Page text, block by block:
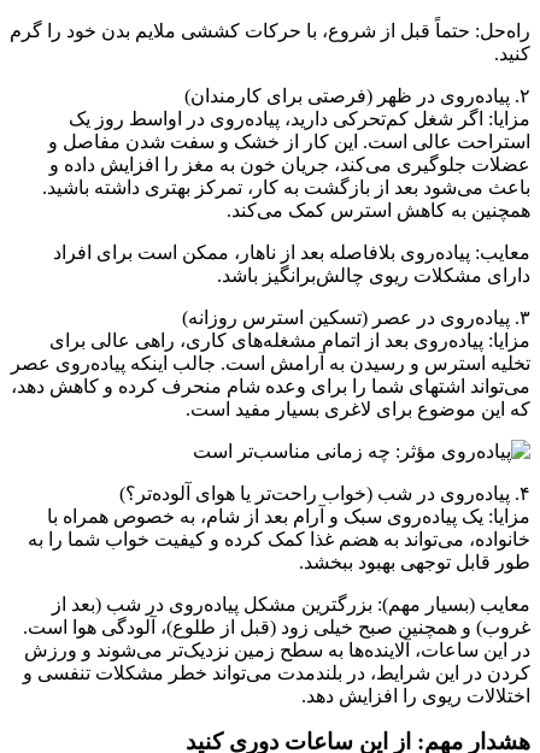
راه‌حل: حتماً قبل از شروع، با حرکات کششی ملایم بدن خود را گرم
کنید.
۲. پیاده‌روی در ظهر (فرصتی برای کارمندان)
مزایا: اگر شغل کم‌تحرکی دارید، پیاده‌روی در اواسط روز یک
استراحت عالی است. این کار از خشک و سفت شدن مفاصل و
عضلات جلوگیری می‌کند، جریان خون به مغز را افزایش داده و
باعث می‌شود بعد از بازگشت به کار، تمرکز بهتری داشته باشید.
همچنین به کاهش استرس کمک می‌کند.
معایب: پیاده‌روی بلافاصله بعد از ناهار، ممکن است برای افراد
دارای مشکلات ریوی چالش‌برانگیز باشد.
۳. پیاده‌روی در عصر (تسکین استرس روزانه)
مزایا: پیاده‌روی بعد از اتمام مشغله‌های کاری، راهی عالی برای
تخلیه استرس و رسیدن به آرامش است. جالب اینکه پیاده‌روی عصر
می‌تواند اشتهای شما را برای وعده شام منحرف کرده و کاهش دهد،
که این موضوع برای لاغری بسیار مفید است.
۴. پیاده‌روی در شب (خواب راحت‌تر یا هوای آلوده‌تر؟)
مزایا: یک پیاده‌روی سبک و آرام بعد از شام، به خصوص همراه با
خانواده، می‌تواند به هضم غذا کمک کرده و کیفیت خواب شما را به
طور قابل توجهی بهبود ببخشد.
معایب (بسیار مهم): بزرگترین مشکل پیاده‌روی در شب (بعد از
غروب) و همچنین صبح خیلی زود (قبل از طلوع)، آلودگی هوا است.
در این ساعات، آلاینده‌ها به سطح زمین نزدیک‌تر می‌شوند و ورزش
کردن در این شرایط، در بلندمدت می‌تواند خطر مشکلات تنفسی و
اختلالات ریوی را افزایش دهد.
هشدار مهم: از این ساعات دوری کنید